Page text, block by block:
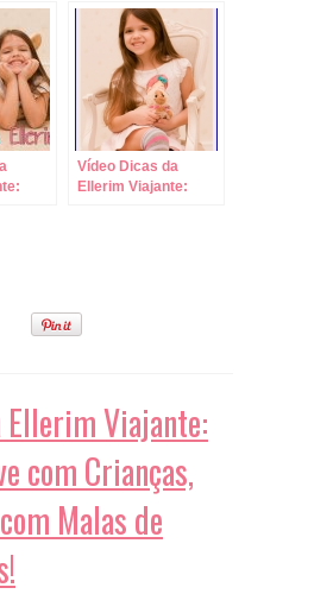
Bebida e Brinquedos
para Viagens de
Carro!
Vídeo Dicas da
Ellerim Viajante:
Ellerim Viajante:
com Crianças,
Malas de